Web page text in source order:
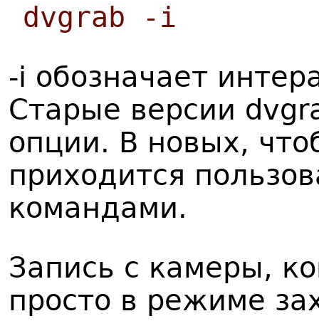
dvgrab -i
-i обозначает
Старые версии
опции. В новых,
приходится
командами.
Запись с камеры,
просто в режиме